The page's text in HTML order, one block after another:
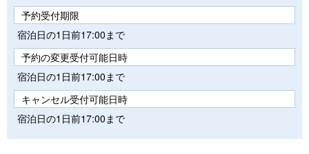
予約受付期限
宿泊日の1日前17:00まで
予約の変更受付可能日時
宿泊日の1日前17:00まで
キャンセル受付可能日時
宿泊日の1日前17:00まで